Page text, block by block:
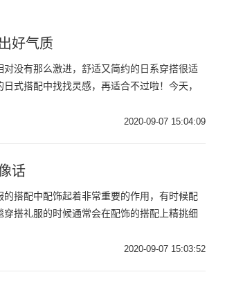
好气质
没有那么激进，舒适又简约的日系穿搭很适
式搭配中找找灵感，再适合不过啦！今天，
2020-09-07 15:04:09
话
搭配中配饰起着非常重要的作用，有时候配
搭礼服的时候通常会在配饰的搭配上精挑细
2020-09-07 15:03:52